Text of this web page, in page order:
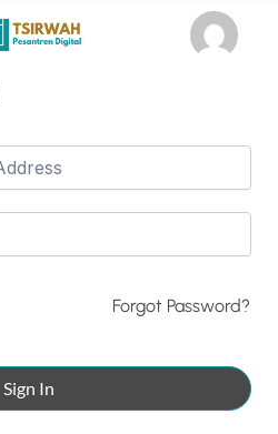
Forgot Password?
Sign In